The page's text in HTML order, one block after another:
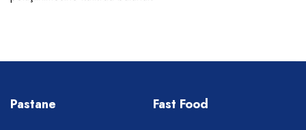
Pastane Fast Food